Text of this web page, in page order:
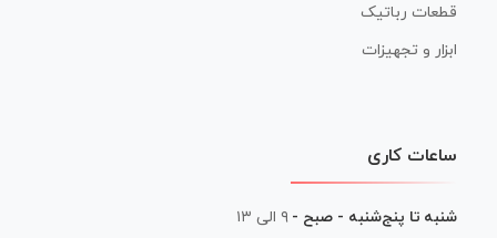
قطعات رباتیک
ابزار و تجهیزات
ساعات کاری
شنبه تا پنج‌شنبه - صبح - ۹ الی ۱۳